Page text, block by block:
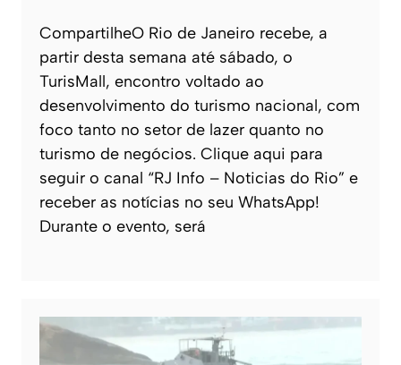
CompartilheO Rio de Janeiro recebe, a
partir desta semana até sábado, o
TurisMall, encontro voltado ao
desenvolvimento do turismo nacional, com
foco tanto no setor de lazer quanto no
turismo de negócios. Clique aqui para
seguir o canal “RJ Info – Noticias do Rio” e
receber as notícias no seu WhatsApp!
Durante o evento, será